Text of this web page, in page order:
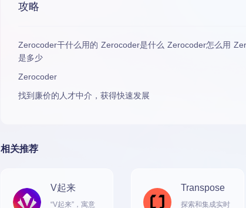
攻略
Zerocoder干什么用的 Zerocoder是什么 Zerocoder怎么用
是多少
Zerocoder
找到廉价的人才中介，获得快速发展
相关推荐
V起来
“V起来”，寓意
Transpose
探索和集成实时